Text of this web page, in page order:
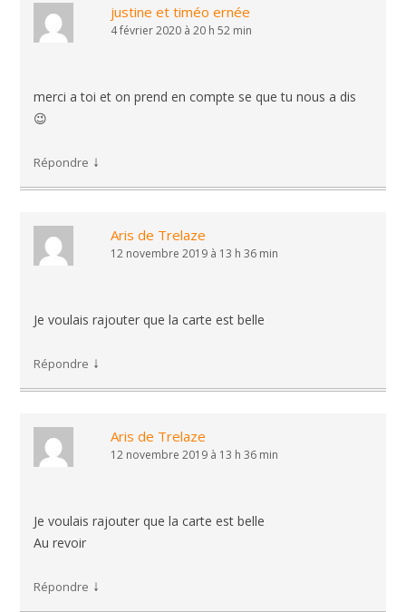
justine et timéo ernée
4 février 2020 à 20 h 52 min
merci a toi et on prend en compte se que tu nous a dis
😉
Répondre ↓
Aris de Trelaze
12 novembre 2019 à 13 h 36 min
Je voulais rajouter que la carte est belle
Répondre ↓
Aris de Trelaze
12 novembre 2019 à 13 h 36 min
Je voulais rajouter que la carte est belle
Au revoir
Répondre ↓